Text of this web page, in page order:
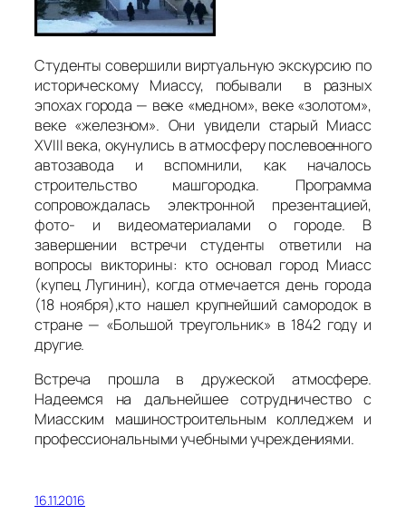
Студенты совершили виртуальную экскурсию по
историческому Миассу, побывали в разных
эпохах города — веке «медном», веке «золотом»,
веке «железном». Они увидели старый Миасс
XVIII века, окунулись в атмосферу послевоенного
автозавода и вспомнили, как началось
строительство машгородка. Программа
сопровождалась электронной презентацией,
фото- и видеоматериалами о городе. В
завершении встречи студенты ответили на
вопросы викторины: кто основал город Миасс
(купец Лугинин), когда отмечается день города
(18 ноября),кто нашел крупнейший самородок в
стране — «Большой треугольник» в 1842 году и
другие.
Встреча прошла в дружеской атмосфере.
Надеемся на дальнейшее сотрудничество с
Миасским машиностроительным колледжем и
профессиональными учебными учреждениями.
16.11.2016